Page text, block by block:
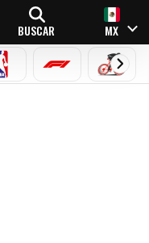
BUSCAR MX
NBA FÓRMULA 1